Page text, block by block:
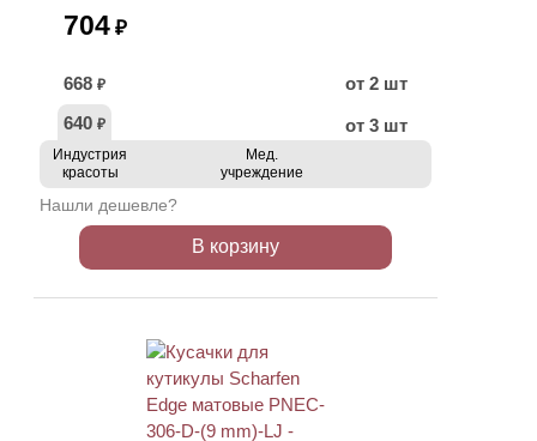
704 ₽
668 ₽
от 2 шт
640 ₽ от 3 шт
Индустрия
красоты
Мед.
учреждение
Нашли дешевле?
В корзину